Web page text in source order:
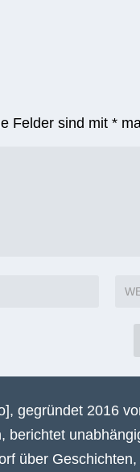
Felder sind mit*
gegründet 2016
berichtet
über